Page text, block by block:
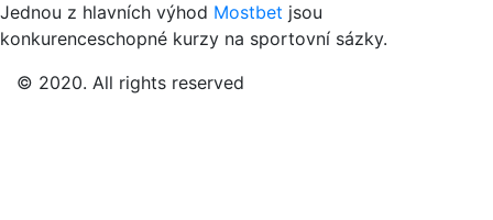
Jednou z hlavních výhod Mostbet jsou
konkurenceschopné kurzy na sportovní sázky.
© 2020. All rights reserved